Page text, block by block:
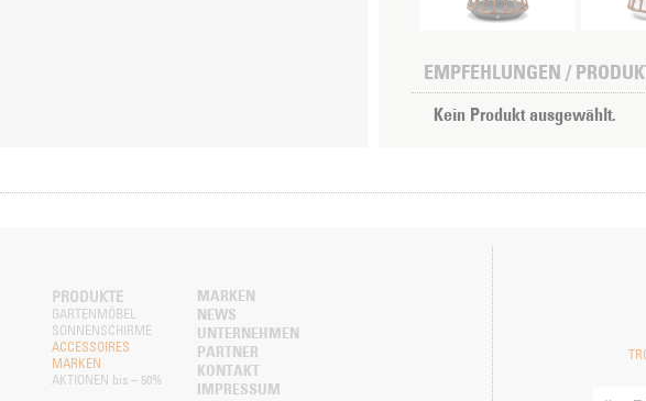
EMPFEHLUNGEN /
Kein Produkt ausgewählt.
PRODUKTE
GARTENMÖBEL
SONNENSCHIRME
ACCESSOIRES
MARKEN
AKTIONEN bis – 50%
MARKEN
NEWS
UNTERNEHMEN
PARTNER
KONTAKT
IMPRESSUM